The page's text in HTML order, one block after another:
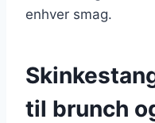
enhver smag.
til brunch